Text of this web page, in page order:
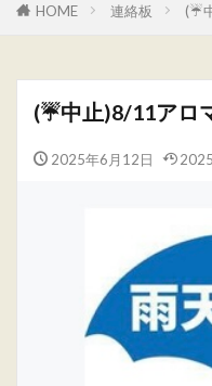
HOME 連絡板 (☔️
(☔️中止)8/11アロ
2025年6月12日